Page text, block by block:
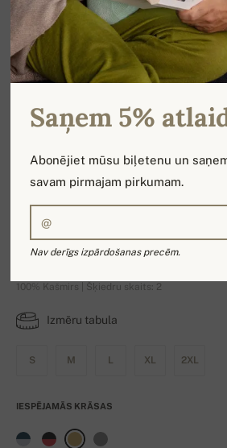
Avignon
100% Kašmirs | Šķiedru skaits: 2
Izmēru tabula
S M L XL 2XL
IESPĒJAMĀS KRĀSAS
Saņem 5%
Abonējiet mūsu biļetenu un
savam pirmajam pirkumam.
Nav derīgs izpārdošanas precēm.